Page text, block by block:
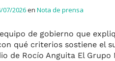
07/2026en Nota de prensa
de gobierno que
qué criterios sostiene el
de Rocío Anguita El